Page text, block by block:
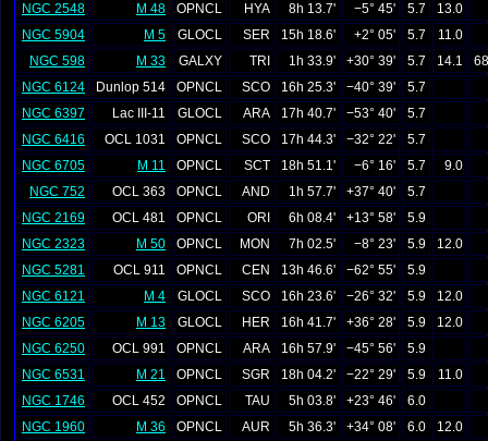
NGC 2548
M 48 OPNCL HYA 8h 13.7' −5° 45' 5.7
13.0
NGC 5904
M 5 GLOCL SER 15h 18.6' +2° 05' 5.7
11.0
NGC 598
M 33 GALXY TRI 1h 33.9' +30° 39' 5.7 14.1
NGC 6124
Dunlop 514 OPNCL SCO 16h 25.3' −40° 39'
5.7
NGC 6397
Lac III-11 GLOCL ARA 17h 40.7' −53° 40'
5.7
NGC 6416
OCL 1031 OPNCL SCO 17h 44.3' −32° 22'
5.7
NGC 6705
M 11 OPNCL SCT 18h 51.1' −6° 16' 5.7
9.0
NGC 752
OCL 363 OPNCL AND 1h 57.7' +37° 40'
5.7
NGC 2169
OCL 481 OPNCL ORI 6h 08.4' +13° 58'
5.9
NGC 2323
M 50 OPNCL MON 7h 02.5' −8° 23' 5.9
12.0
NGC 5281
OCL 911 OPNCL CEN 13h 46.6' −62° 55'
5.9
NGC 6121
M 4 GLOCL SCO 16h 23.6' −26° 32' 5.9
12.0
NGC 6205
M 13 GLOCL HER 16h 41.7' +36° 28' 5.9
12.0
NGC 6250
OCL 991 OPNCL ARA 16h 57.9' −45° 56'
5.9
NGC 6531
M 21 OPNCL SGR 18h 04.2' −22° 29' 5.9
11.0
NGC 1746
OCL 452 OPNCL TAU 5h 03.8' +23° 46'
6.0
NGC 1960
M 36 OPNCL AUR 5h 36.3' +34° 08' 6.0
12.0